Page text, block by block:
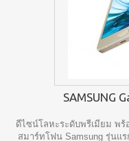
SAMSUNG
ดีไซน์โลหะระดับพรีเมียม พร้
สมาร์ทโฟน Samsung รุ่นแ